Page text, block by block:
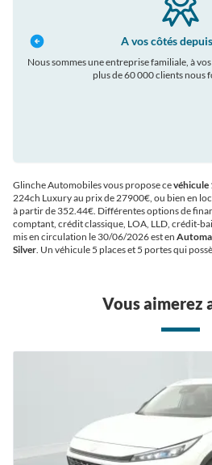
A vos côtés depuis
Nous sommes une entreprise familiale, à
plus de 60 000 clients nous
Glinche Automobiles vous propose cevéhicule
224ch Luxury au prix de 27900€, ou bien en
à partir de 352.44€. Différentes options de
comptant, crédit classique, LOA, LLD, crédit-
mis en circulation le 30/06/2026 est en
Silver. Un véhicule 5 places et 5 portes qui
Vous aimerez